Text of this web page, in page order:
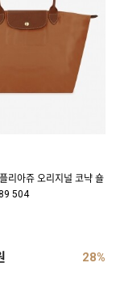
리아쥬 오리지널 코냑 숄
504
28%